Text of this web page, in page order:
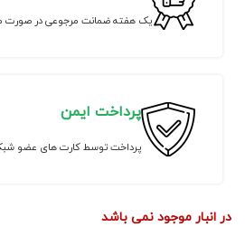
یک هفته ضمانت مرجوعی در صورت
پرداخت ایمن
پرداخت توسط کارت های عضو
در انبار موجود نمی باشد